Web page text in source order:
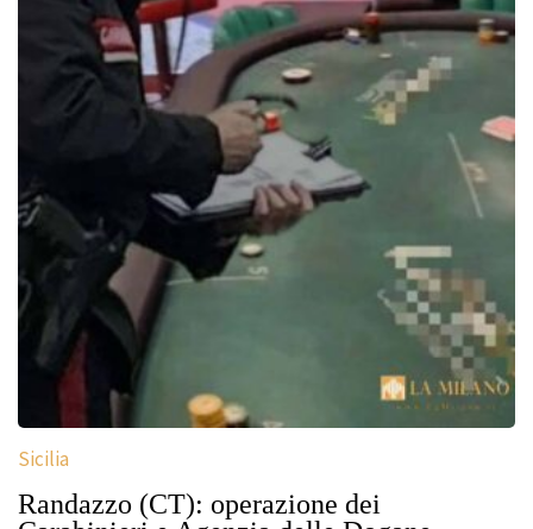
Sicilia
Randazzo (CT): operazione dei